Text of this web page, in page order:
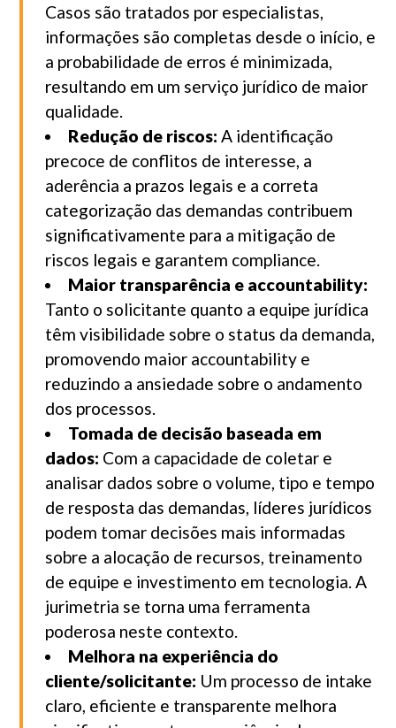
Casos são tratados por especialistas,
informações são completas desde o início, e
a probabilidade de erros é minimizada,
resultando em um serviço jurídico de maior
qualidade.
Redução de riscos: A identificação
precoce de conflitos de interesse, a
aderência a prazos legais e a correta
categorização das demandas contribuem
significativamente para a mitigação de
riscos legais e garantem compliance.
Maior transparência e accountability:
Tanto o solicitante quanto a equipe jurídica
têm visibilidade sobre o status da demanda,
promovendo maior accountability e
reduzindo a ansiedade sobre o andamento
dos processos.
Tomada de decisão baseada em
dados: Com a capacidade de coletar e
analisar dados sobre o volume, tipo e tempo
de resposta das demandas, líderes jurídicos
podem tomar decisões mais informadas
sobre a alocação de recursos, treinamento
de equipe e investimento em tecnologia. A
jurimetria se torna uma ferramenta
poderosa neste contexto.
Melhora na experiência do
cliente/solicitante: Um processo de intake
claro, eficiente e transparente melhora